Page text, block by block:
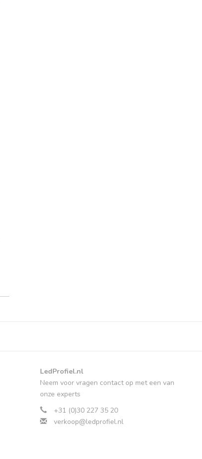
LedProfiel.nl
Neem voor vragen contact op met een van
onze experts
+31 (0)30 227 35 20
verkoop@ledprofiel.nl